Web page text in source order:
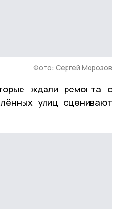
Фото: Сергей Морозов
ждали ремонта с
улиц оценивают